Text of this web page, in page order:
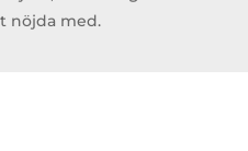
nöjda med.